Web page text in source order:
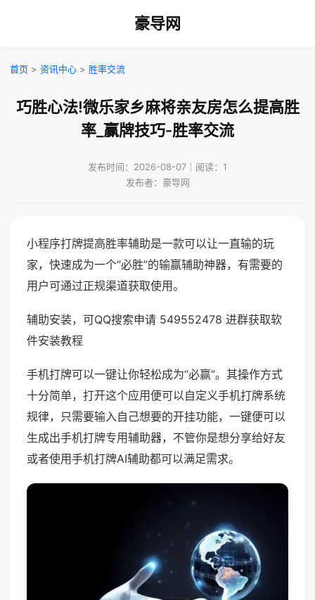
豪导网
首页 > 资讯中心 > 胜率交流
巧胜心法!微乐家乡麻将亲友房怎么提高胜
率_赢牌技巧-胜率交流
发布时间：2026-08-07｜阅读：1
发布者：豪导网
小程序打牌提高胜率辅助是一款可以让一直输的玩
家，快速成为一个“必胜”的输赢辅助神器，有需要的
用户可通过正规渠道获取使用。
辅助安装，可QQ搜索申请 549552478 进群获取软
件安装教程
手机打牌可以一键让你轻松成为“必赢”。其操作方式
十分简单，打开这个应用便可以自定义手机打牌系统
规律，只需要输入自己想要的开挂功能，一键便可以
生成出手机打牌专用辅助器，不管你是想分享给好友
或者使用手机打牌AI辅助都可以满足需求。